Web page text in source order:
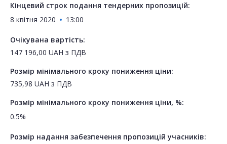
Кінцевий строк подання тендерних пропозицій:
8 квітня 2020
13:00
Очікувана вартість:
147 196,00 UAH з ПДВ
Розмір мінімального кроку пониження ціни:
735,98 UAH з ПДВ
Розмір мінімального кроку пониження ціни, %:
0.5%
Розмір надання забезпечення пропозицій учасників: